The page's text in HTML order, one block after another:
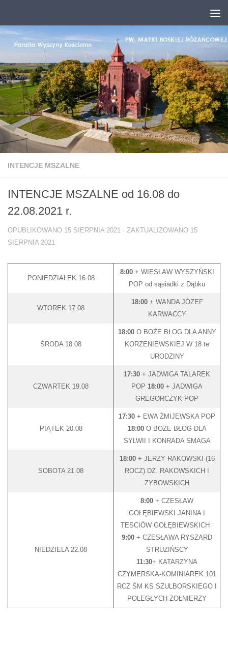
INTENCJE MSZALNE
INTENCJE MSZALNE od 16.08 do
22.08.2021 r.
OPUBLIKOWANO 15 SIERPNIA 2021 · ZAKTUALIZOWANO 15
SIERPNIA 2021
PONIEDZIAŁEK 16.08
8:00+ WIESŁAW WYSZYŃSKI
POP od sąsiadki z Dąbku
WTOREK 17.08
18:00+ WANDA JÓZEF
KARWACCY
ŚRODA 18.08
18:00 O BOŻE BŁOG DLA ANNY
KORZENIEWSKIEJ W 18 te
URODZINY
CZWARTEK 19.08
17:30 + JADWIGA TALAREK
POP 18:00 + JADWIGA
GREGORCZYK POP
PIĄTEK 20.08
17:30 + EWA ŻMIJEWSKA POP
18:00 O BOŻE BŁOG DLA
SYLWII I KONRADA SMAGA
SOBOTA 21.08
18:00+ JERZY RAKOWSKI (16
ROCZ) DZ. RAKOWSKICH I
ZYBOWSKICH
NIEDZIELA 22.08
8:00 + CZESŁAW
GOŁĘBIEWSKI JANINA I
TESCIÓW GOŁĘBIEWSKICH
9:00 + CZESŁAWA RYSZARD
STRUZIŃSCY
11:30+ KATARZYNA
CZYMERSKA-KOMINIAREK 101
RCZ ŚM KS SZULBORSKIEGO I
POLEGŁYCH ŻOŁNIERZY